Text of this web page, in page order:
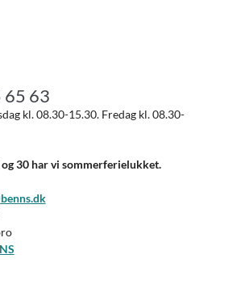
65 63
kl. 08.30-15.30. Fredag kl. 08.30-
og 30 har vi sommerferielukket.